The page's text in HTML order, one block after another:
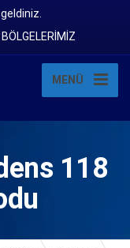
MENÜ
118